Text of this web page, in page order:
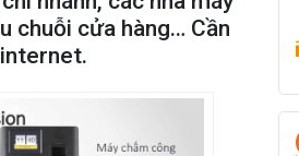
chuỗi cửa hàng… Cần